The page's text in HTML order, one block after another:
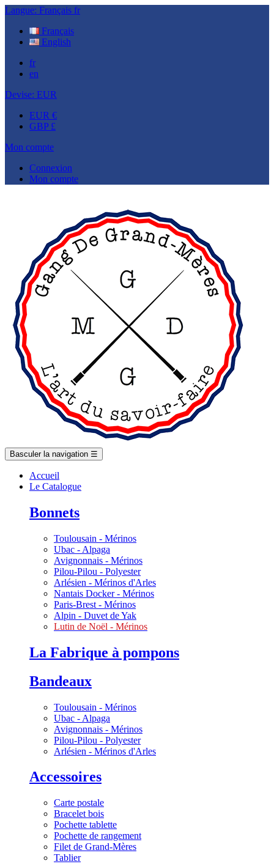
Langue: Français fr
Français
English
fr
en
Devise: EUR
EUR €
GBP £
Mon compte
Connexion
Mon compte
Basculer la navigation ☰
Accueil
Le Catalogue
Bonnets
Toulousain - Mérinos
Ubac - Alpaga
Avignonnais - Mérinos
Pilou-Pilou - Polyester
Arlésien - Mérinos d'Arles
Nantais Docker - Mérinos
Paris-Brest - Mérinos
Alpin - Duvet de Yak
Lutin de Noël - Mérinos
La Fabrique à pompons
Bandeaux
Toulousain - Mérinos
Ubac - Alpaga
Avignonnais - Mérinos
Pilou-Pilou - Polyester
Arlésien - Mérinos d'Arles
Accessoires
Carte postale
Bracelet bois
Pochette tablette
Pochette de rangement
Filet de Grand-Mères
Tablier